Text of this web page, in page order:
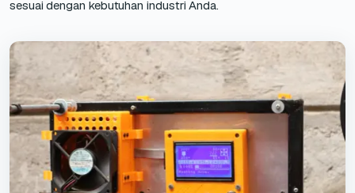
sesuai dengan kebutuhan industri Anda.